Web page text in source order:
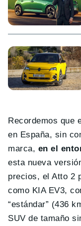
Recordemos que
en España, sin
marca, en el
esta nueva
precios, el Atto 2
como KIA EV3,
“estándar” (436
SUV de tamaño